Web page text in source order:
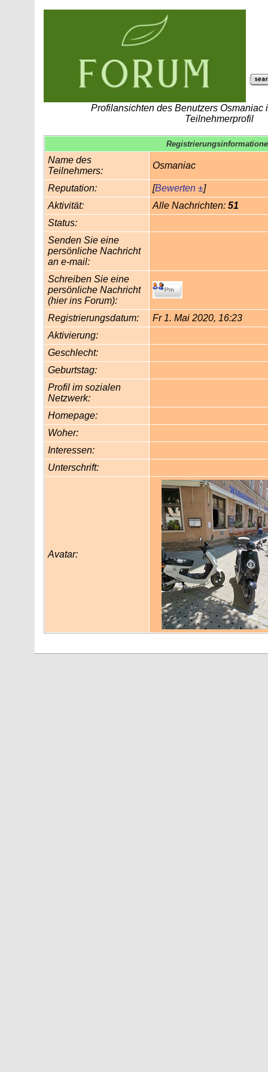
Profilansichten des Benutzers Osmaniac
Teilnehmerprofil
Name des
Teilnehmers:
Osmaniac
Reputation: [Bewerten ±]
Aktivität:
Alle Nachrichten:51
Status:
Senden Sie eine
persönliche Nachricht
an e-mail:
Schreiben Sie eine
persönliche Nachricht
(hier ins Forum):
Registrierungsdatum:
Fr 1. Mai 2020, 16:23
Aktivierung:
Geschlecht:
Geburtstag:
Profil im sozialen
Netzwerk:
Homepage:
Woher:
Interessen:
Unterschrift:
Avatar: